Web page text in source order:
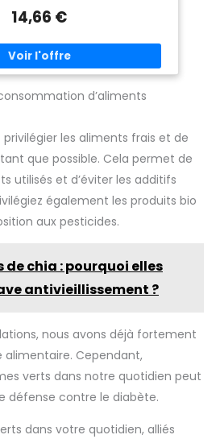
Âges
14,66 €
d’aliments
les aliments frais et de
que possible. Cela permet de
utilisés et d’éviter les additifs
également les produits bio
aux pesticides.
de chia : pourquoi elles
antivieillissement ?
nous avons déjà fortement
Cependant,
verts dans notre quotidien peut
défense contre le diabète.
dans votre quotidien, alliés